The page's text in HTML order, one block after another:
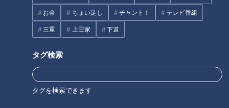
お金 ちょい足し チャント！ テレビ番組
三重 上田家 下道
タグ検索
タグを検索できます
オススメ関連コンテンツ